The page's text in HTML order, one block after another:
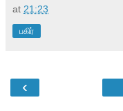
at 21:23
பகிர்
‹